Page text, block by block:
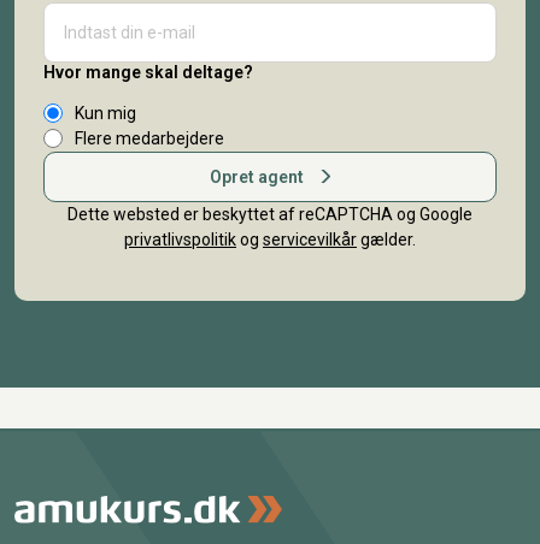
Hvor mange skal deltage?
Kun mig
Flere medarbejdere
Opret agent
Dette websted er beskyttet af reCAPTCHA og Google
privatlivspolitikog servicevilkårgælder.